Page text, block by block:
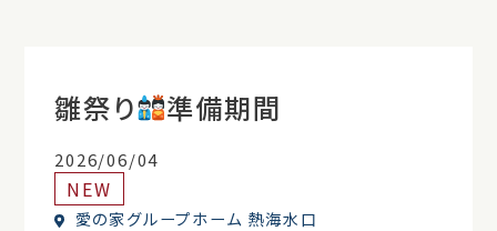
雛祭り 準備期間
2026/06/04
NEW
愛の家グループホーム 熱海水口